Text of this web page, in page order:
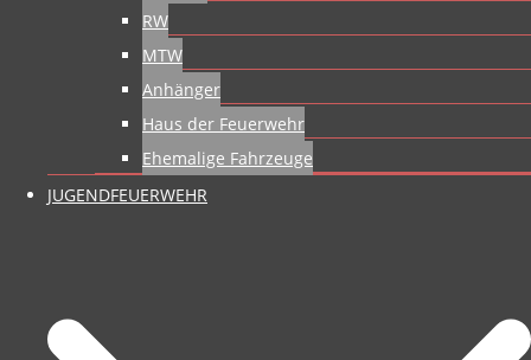
RW
MTW
Anhänger
Haus der Feuerwehr
Ehemalige Fahrzeuge
JUGENDFEUERWEHR